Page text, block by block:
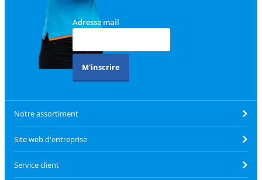
Adresse mail
M'inscrire
Notre assortiment
Site web d'entreprise
Service client